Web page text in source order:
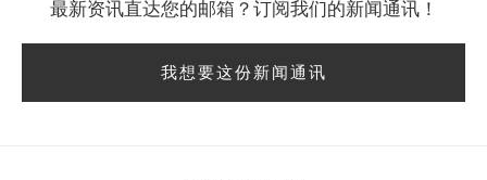
最新资讯直达您的邮箱？订阅我们的新闻通讯！
我想要这份新闻通讯